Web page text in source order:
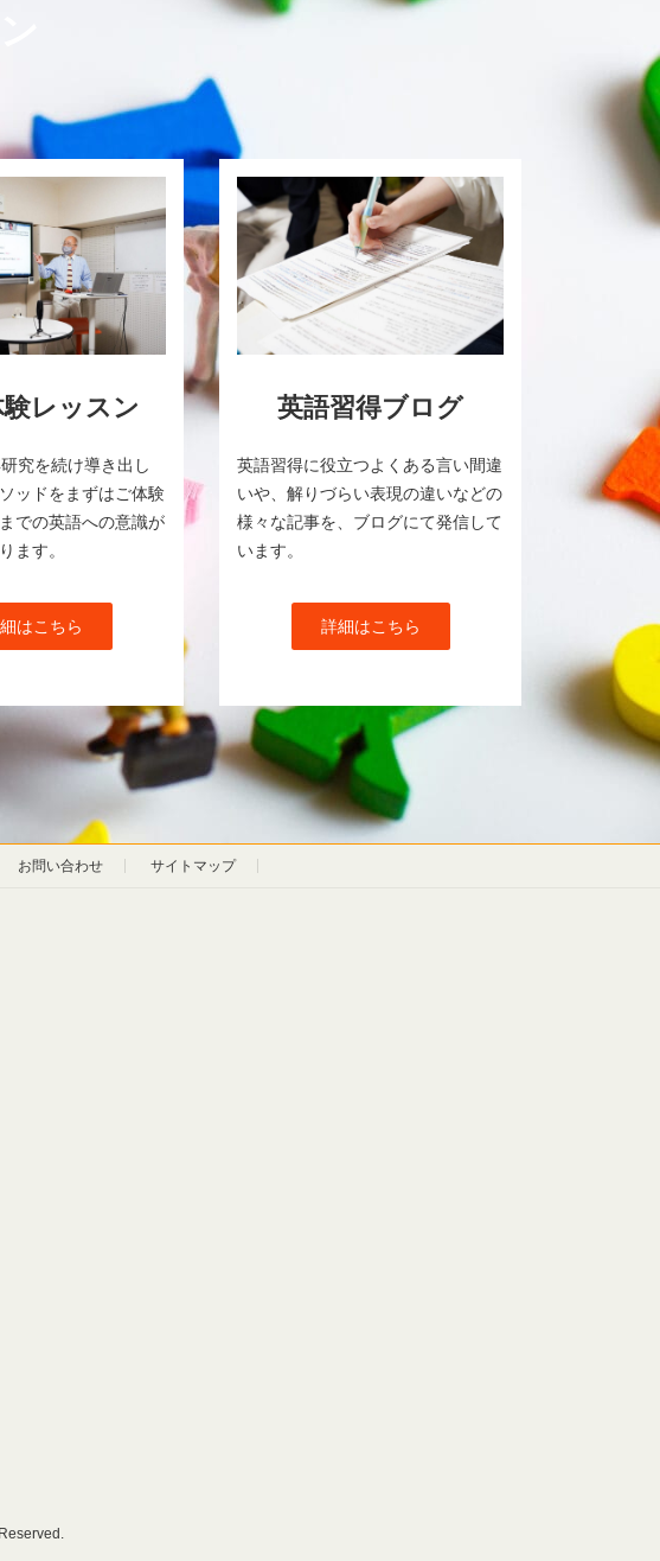
レッスン
究を続け導き出し
ッドをまずはご体験
での英語への意識が
ます。
はこちら
英語習得ブログ
英語習得に役立つよくある言い間違
いや、解りづらい表現の違いなどの
様々な記事を、ブログにて発信して
います。
詳細はこちら
お問い合わせ サイトマップ